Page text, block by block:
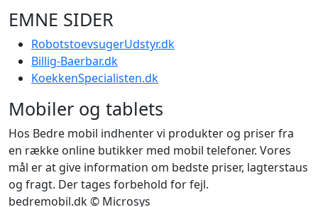
EMNE SIDER
RobotstoevsugerUdstyr.dk
Billig-Baerbar.dk
KoekkenSpecialisten.dk
Mobiler og tablets
Hos Bedre mobil indhenter vi produkter og priser fra
en række online butikker med mobil telefoner. Vores
mål er at give information om bedste priser, lagterstaus
og fragt. Der tages forbehold for fejl.
bedremobil.dk © Microsys